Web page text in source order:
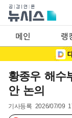
메인 랭
황종우 해수
안 논의
기사등록 2026/07/09